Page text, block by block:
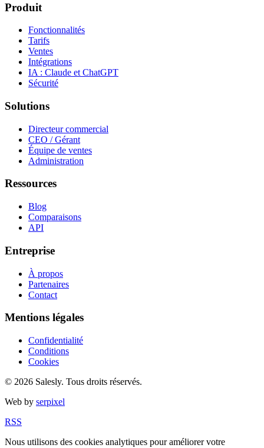
Produit
Fonctionnalités
Tarifs
Ventes
Intégrations
IA : Claude et ChatGPT
Sécurité
Solutions
Directeur commercial
CEO / Gérant
Équipe de ventes
Administration
Ressources
Blog
Comparaisons
API
Entreprise
À propos
Partenaires
Contact
Mentions légales
Confidentialité
Conditions
Cookies
© 2026 Salesly. Tous droits réservés.
Web by serpixel
RSS
Nous utilisons des cookies analytiques pour améliorer votre